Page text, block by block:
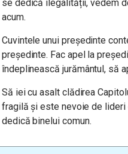
se dedică ilegalității, vedem
acum.
Cuvintele unui președinte
președinte. Fac apel la
îndeplinească jurământul, să
Să iei cu asalt clădirea
fragilă și este nevoie de lideri
dedică binelui comun.